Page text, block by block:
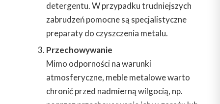
detergentu. W przypadku trudniejszych
zabrudzeń pomocne są specjalistyczne
preparaty do czyszczenia metalu.
Przechowywanie
Mimo odporności na warunki
atmosferyczne, meble metalowe warto
chronić przed nadmierną wilgocią, np.